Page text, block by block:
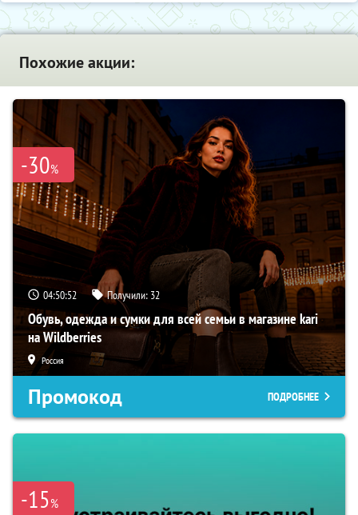
Похожие акции:
-30%
04:50:51 Получили: 32
Обувь, одежда и сумки для всей семьи в магазине kari
на Wildberries
Россия
Промокод ПОДРОБНЕЕ
-15%